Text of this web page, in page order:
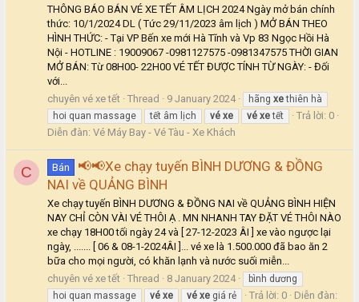
THÔNG BÁO BÁN VÉ XE TẾT ÂM LỊCH 2024 Ngày mở bán chính
thức: 10/1/2024 DL ( Tức 29/11/2023 âm lịch ) MỞ BÁN THEO
HÌNH THỨC: - Tại VP Bến xe mới Hà Tĩnh và Vp 83 Ngọc Hồi Hà
Nội - HOTLINE : 19009067 -0981127575 -0981347575 THỜI GIAN
MỞ BÁN: Từ 08H00- 22H00 VÉ TẾT ĐƯỢC TÍNH TỪ NGÀY: - Đối
với...
chuyên vé xe tết Thread 9 January 2024 hãng xethiên hà
hoi quan massage
tết âm lịch vé xe vé xetết
Trả lời: 0
Diễn đàn: Vé Máy Bay - Vé Tàu - Xe Khách
C Bán
📢📢Xe chạy tuyến BÌNH DƯƠNG & ĐỒNG
NAI về QUẢNG BÌNH
Xe chạy tuyến BÌNH DƯƠNG & ĐỒNG NAI về QUẢNG BÌNH HIỆN
NAY CHỈ CÒN VÀI VÉ THÔI Ạ . MN NHANH TAY ĐẶT VÉ THÔI NÀO
xe chạy 18H00 tối ngày 24 và [ 27-12-2023 ÂI ] xe vào ngược lại
ngày, ....... [ 06 & 08-1-2024ÂI ]... vé xe là 1.500.000 đã bao ăn 2
bữa cho mọi người, có khăn lạnh và nước suối miễn...
chuyên vé xe tết Thread 8 January 2024
bình dương
hoi quan massage
vé xe vé xe giá rẻ Trả lời: 0
Diễn đàn: